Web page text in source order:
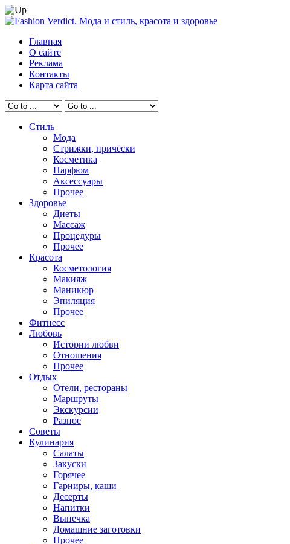
Главная
О сайте
Реклама
Контакты
Карта сайта
Стиль
Мода
Стрижки, причёски
Косметика
Парфюм
Аксессуары
Прочее
Здоровье
Диеты
Массаж
Процедуры
Прочее
Красота
Косметология
Макияж
Маникюр
Эпиляция
Прочее
Фитнесс
Любовь
Истории любви
Отношения
Прочее
Отдых
Отели, рестораны
Маршруты
Экскурсии
Разное
Советы
Кулинария
Салаты
Закуски
Горячее
Гарниры, каши
Десерты
Напитки
Выпечка
Домашние заготовки
Прочее